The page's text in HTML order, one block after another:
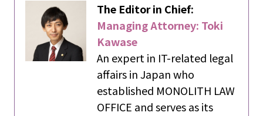
The Editor in Chief:
Managing Attorney: Toki
Kawase
An expert in IT-related legal
affairs in Japan who
established MONOLITH LAW
OFFICE and serves as its